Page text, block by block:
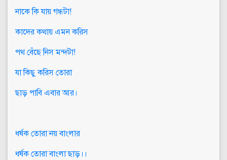
নাকে কি যায় গন্ধটা!
কাদের কথায় এমন করিস
পথ বেঁছে নিস মন্দটা!
যা কিছু করিস তোরা
ছাড় পাবি এবার আর।
ধর্ষক তোরা নয় বাংলার
ধর্ষক তোরা বাংলা ছাড়।।